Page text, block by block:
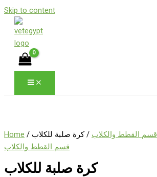
Skip to content
Home / قسم القطط والكلاب / كرة صلبة للكلاب
قسم القطط والكلاب
كرة صلبة للكلاب